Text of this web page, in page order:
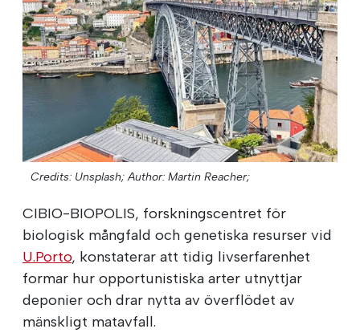
Credits: Unsplash; Author: Martin Reacher;
CIBIO-BIOPOLIS, forskningscentret för
biologisk mångfald och genetiska resurser vid
U.Porto, konstaterar att tidig livserfarenhet
formar hur opportunistiska arter utnyttjar
deponier och drar nytta av överflödet av
mänskligt matavfall.